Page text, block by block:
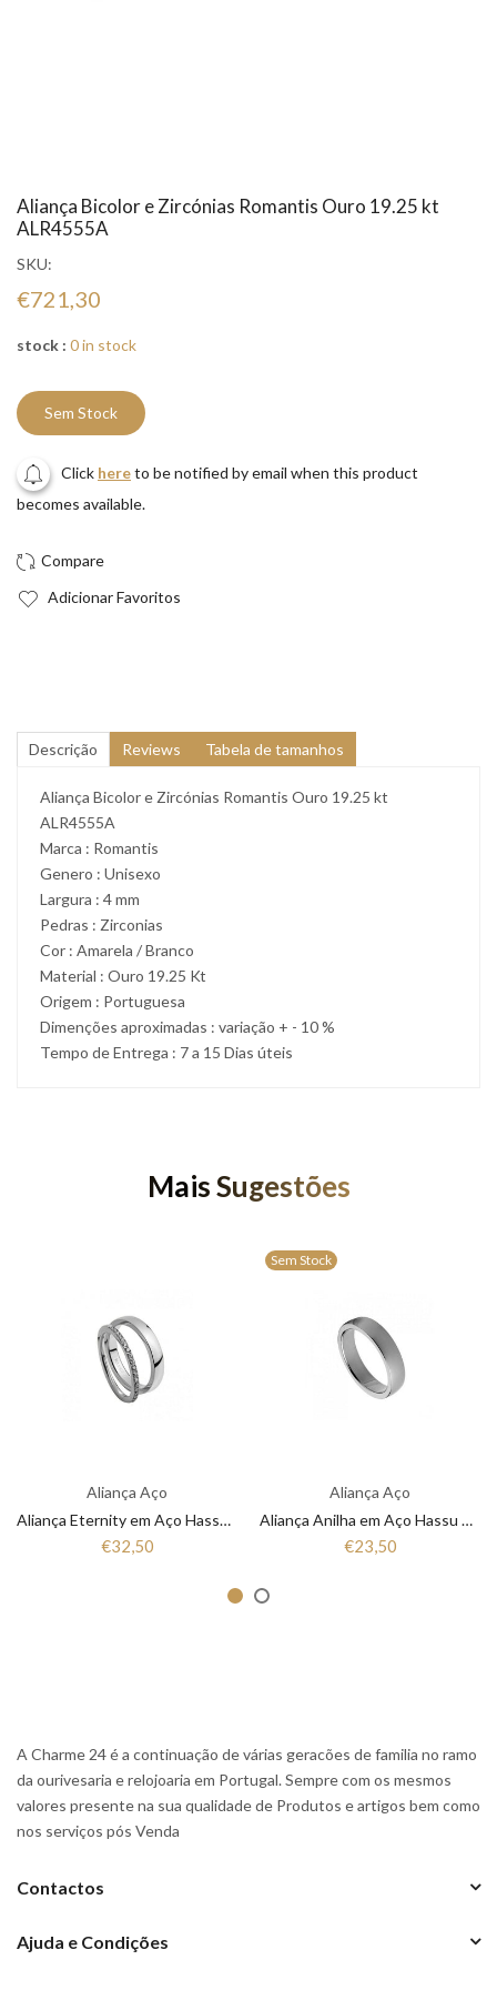
Aliança Bicolor e Zircónias Romantis Ouro 19.25 kt
ALR4555A
SKU:
€721,30
stock : 0 in stock
Sem Stock
Click hereto be notified by email when this product
becomes available.
Adicionar Favoritos
Descrição Reviews Tabela de tamanhos
Aliança Bicolor e Zircónias Romantis Ouro 19.25 kt
ALR4555A
Marca : Romantis
Genero : Unisexo
Largura : 4 mm
Pedras : Zirconias
Cor : Amarela / Branco
Material : Ouro 19.25 Kt
Origem : Portuguesa
Dimenções aproximadas : variação + - 10 %
Tempo de Entrega : 7 a 15 Dias úteis
Mais Sugestões
Aliança Aço
Aliança Eternity em Aço Hassu 7HSS010148A
€32,50
Sem Stock
Aliança Aço
Aliança Anilha em Aço Hassu 7HSS010148
€23,50
A Charme 24 é a continuação de várias geracões de familia no ramo
da ourivesaria e relojoaria em Portugal. Sempre com os mesmos
valores presente na sua qualidade de Produtos e artigos bem como
nos serviços pós Venda
Contactos
Ajuda e Condições